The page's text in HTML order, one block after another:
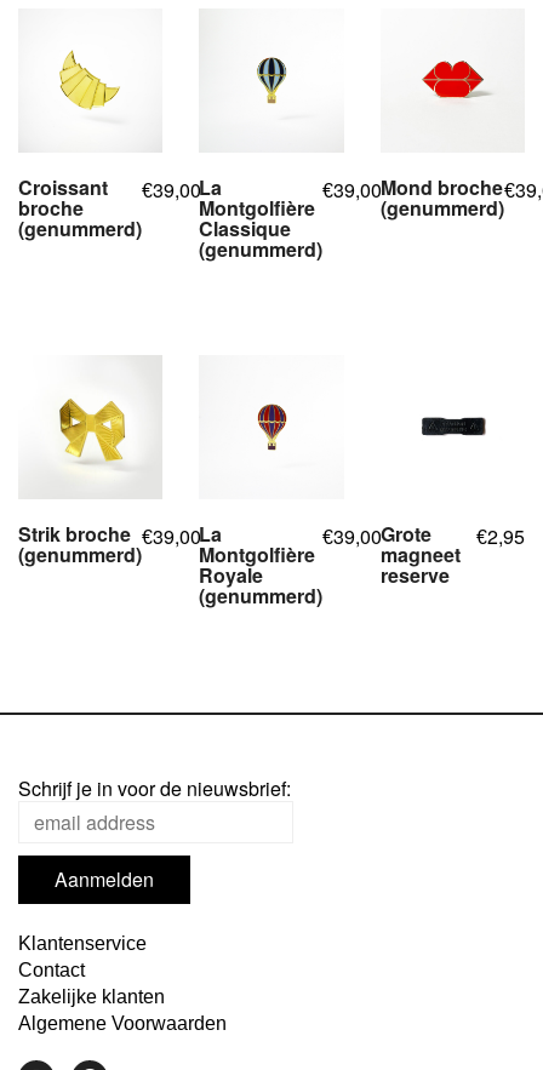
Croissant
broche
(genummerd)
€39,00La
Montgolfière
Classique
(genummerd)
€39,00Mond broche
(genummerd)
€
Strik broche
(genummerd)
€39,00La
Montgolfière
Royale
(genummerd)
€39,00Grote
magneet
reserve
€2,95
Schrijf je in voor de nieuwsbrief:
Klantenservice
Contact
Zakelijke klanten
Algemene Voorwaarden